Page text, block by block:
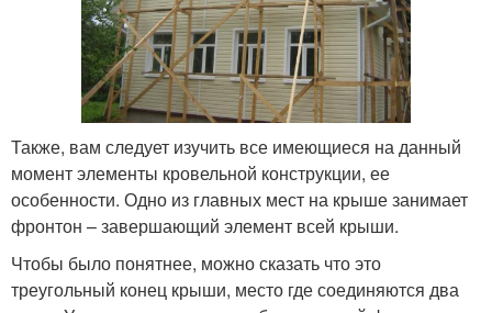
Также, вам следует изучить все имеющиеся на данный
момент элементы кровельной конструкции, ее
особенности. Одно из главных мест на крыше занимает
фронтон – завершающий элемент всей крыши.
Чтобы было понятнее, можно сказать что это
треугольный конец крыши, место где соединяются два